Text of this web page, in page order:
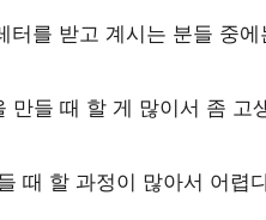
터를 받고 계시는 분들 중에
만들 때 할 게 많이서 좀 고
때 할 과정이 많아서 어렵